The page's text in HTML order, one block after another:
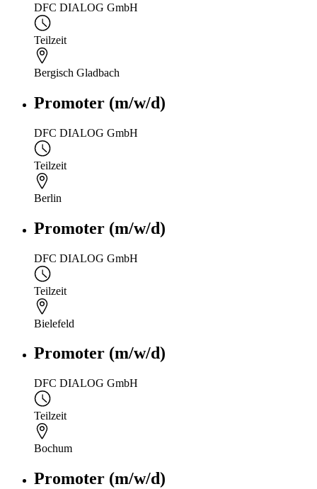
DFC DIALOG GmbH
Teilzeit
Bergisch Gladbach
Promoter (m/w/d)
DFC DIALOG GmbH
Teilzeit
Berlin
Promoter (m/w/d)
DFC DIALOG GmbH
Teilzeit
Bielefeld
Promoter (m/w/d)
DFC DIALOG GmbH
Teilzeit
Bochum
Promoter (m/w/d)